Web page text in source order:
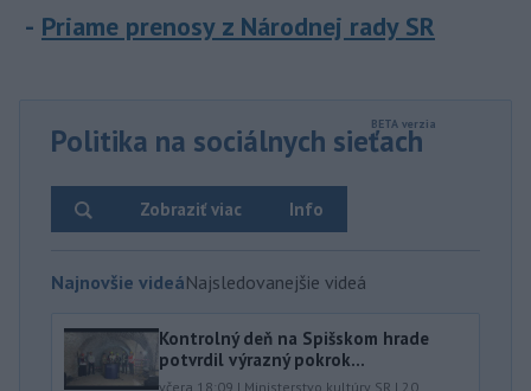
Priame prenosy z Národnej rady SR
Politika na sociálnych sieťach
Info
Zobraziť viac
Najnovšie videáNajsledovanejšie videá
Kontrolný deň na Spišskom hrade
potvrdil výrazný pokrok...
včera 18:09 | Ministerstvo kultúry SR | 20